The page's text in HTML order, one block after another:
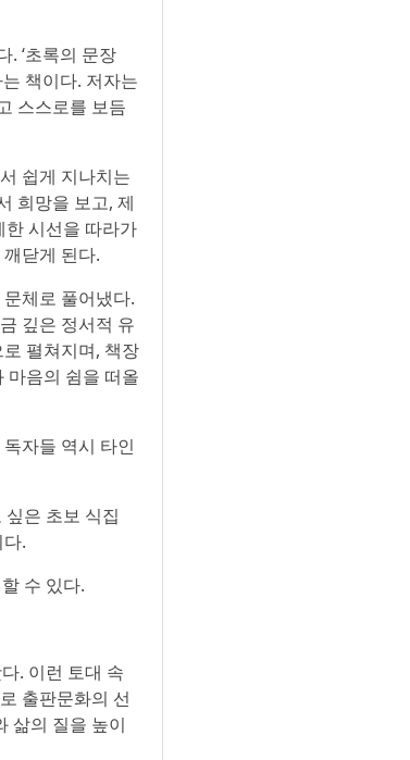
. ‘초록의 문장
책이다. 저자는
스스로를 보듬
쉽게 지나치는
희망을 보고, 제
한 시선을 따라가
닫게 된다.
체로 풀어냈다.
깊은 정서적 유
펼쳐지며, 책장
마음의 쉼을 떠올
자들 역시 타인
은 초보 식집
.
수 있다.
. 이런 토대 속
출판문화의 선
삶의 질을 높이